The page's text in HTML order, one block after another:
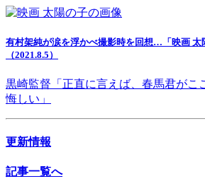
有村架純が涙を浮かべ撮影時を回想…「映画 太
（2021.8.5）
黒崎監督「正直に言えば、春馬君がこ
悔しい」
更新情報
記事一覧へ